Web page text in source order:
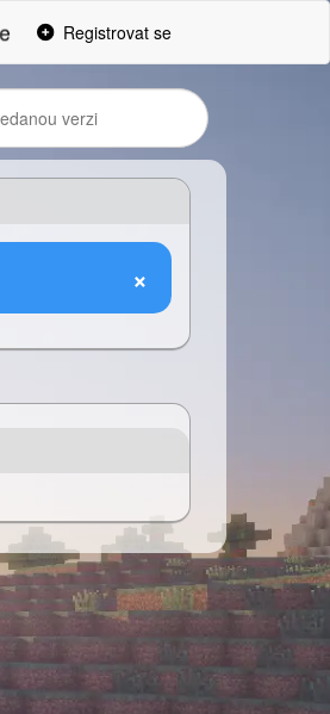
Registrovat se
×